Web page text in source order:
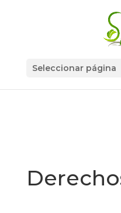
Seleccionar página